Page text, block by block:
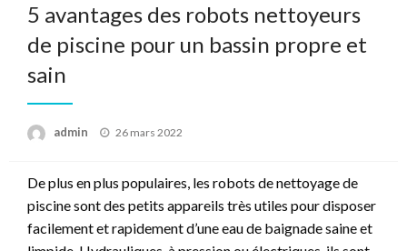
5 avantages des robots nettoyeurs
de piscine pour un bassin propre et
sain
admin
Posted
26 mars 2022
De plus en plus populaires, les robots de nettoyage de
piscine sont des petits appareils très utiles pour disposer
facilement et rapidement d’une eau de baignade saine et